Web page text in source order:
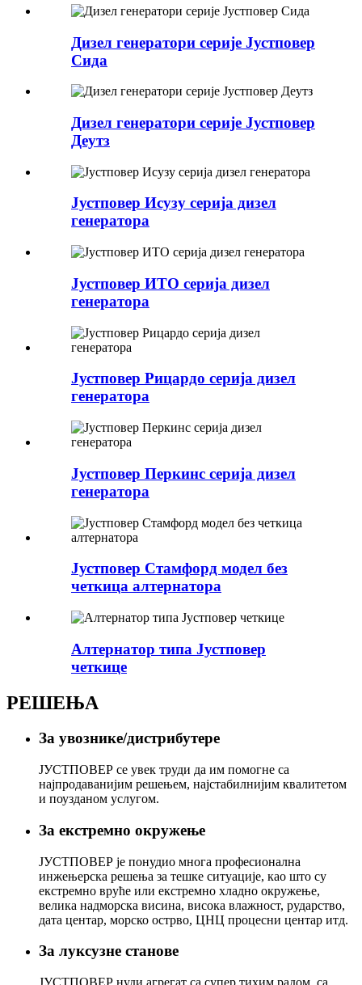
Дизел генератори серије Јустповер
Сида
Дизел генератори серије Јустповер
Деутз
Јустповер Исузу серија дизел
генератора
Јустповер ИТО серија дизел
генератора
Јустповер Рицардо серија дизел
генератора
Јустповер Перкинс серија дизел
генератора
Јустповер Стамфорд модел без
четкица алтернатора
Алтернатор типа Јустповер
четкице
РЕШЕЊА
За увознике/дистрибутере
ЈУСТПОВЕР се увек труди да им помогне са
најпродаванијим решењем, најстабилнијим квалитетом
и поузданом услугом.
За екстремно окружење
ЈУСТПОВЕР је понудио многа професионална
инжењерска решења за тешке ситуације, као што су
екстремно вруће или екстремно хладно окружење,
велика надморска висина, висока влажност, рударство,
дата центар, морско острво, ЦНЦ процесни центар итд.
За луксузне станове
ЈУСТПОВЕР нуди агрегат са супер тихим радом, са